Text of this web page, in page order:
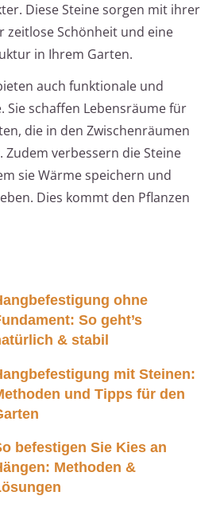
Diese Steine sorgen mit ihrer
zeitlose Schönheit und eine
in Ihrem Garten.
auch funktionale und
Sie schaffen Lebensräume für
die in den Zwischenräumen
verbessern die Steine
sie Wärme speichern und
Dies kommt den Pflanzen
ohne
So geht’s
& stabil
mit Steinen:
und Tipps für den
befestigen Sie Kies an
Methoden &